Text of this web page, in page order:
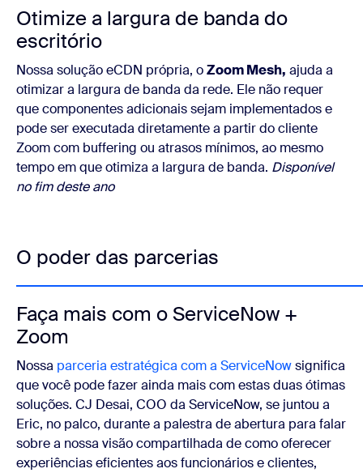
Otimize a largura de banda do
escritório
Nossa solução eCDN própria, oZoom Mesh, ajuda a
otimizar a largura de banda da rede. Ele não requer
que componentes adicionais sejam implementados e
pode ser executada diretamente a partir do cliente
Zoom com buffering ou atrasos mínimos, ao mesmo
tempo em que otimiza a largura de banda. Disponível
no fim deste ano
O poder das parcerias
Faça mais com o ServiceNow +
Zoom
Nossa parceria estratégica com a ServiceNowsignifica
que você pode fazer ainda mais com estas duas ótimas
soluções. CJ Desai, COO da ServiceNow, se juntou a
Eric, no palco, durante a palestra de abertura para falar
sobre a nossa visão compartilhada de como oferecer
experiências eficientes aos funcionários e clientes,